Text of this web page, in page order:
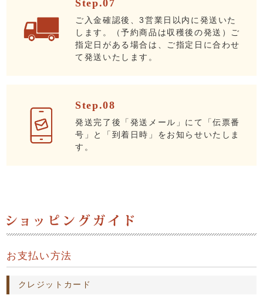
Step.07
ご入金確認後、3営業日以内に発送いた
します。（予約商品は収穫後の発送）ご
指定日がある場合は、ご指定日に合わせ
て発送いたします。
Step.08
発送完了後「発送メール」にて「伝票番
号」と「到着日時」をお知らせいたしま
す。
お支払い方法
クレジットカード